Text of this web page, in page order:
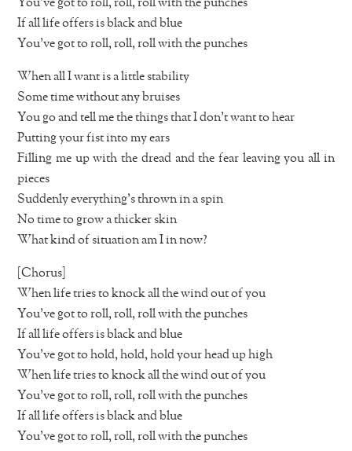
You’ve got to roll, roll, roll with the punches
If all life offers is black and blue
You’ve got to roll, roll, roll with the punches
When all I want is a little stability
Some time without any bruises
You go and tell me the things that I don’t want to hear
Putting your fist into my ears
Filling me up with the dread and the fear leaving you all in
pieces
Suddenly everything’s thrown in a spin
No time to grow a thicker skin
What kind of situation am I in now?
[Chorus]
When life tries to knock all the wind out of you
You’ve got to roll, roll, roll with the punches
If all life offers is black and blue
You’ve got to hold, hold, hold your head up high
When life tries to knock all the wind out of you
You’ve got to roll, roll, roll with the punches
If all life offers is black and blue
You’ve got to roll, roll, roll with the punches